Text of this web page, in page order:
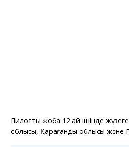
Пилоттық жоба 12 ай ішінде
облысы, Қарағанды облысы және